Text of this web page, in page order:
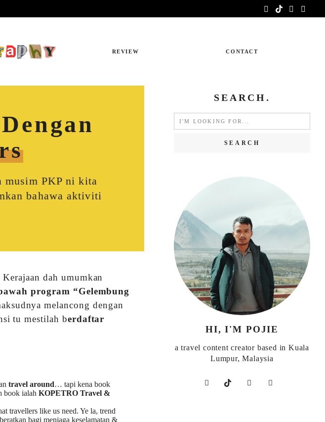
REVIEW CONTACT
musim PKP ni kita
bahawa aktiviti
dah umumkan
program “Gelembung
melancong dengan
tu mestilah berdaftar
travel around… tapi kena book
book ialah KOPETRO Travel &
travellers like us need. Ye la, trend
bagi menjaga keselamatan &
SEARCH.
for:
HI, I'M POJIE
a travel content creator based in Kuala
Lumpur, Malaysia